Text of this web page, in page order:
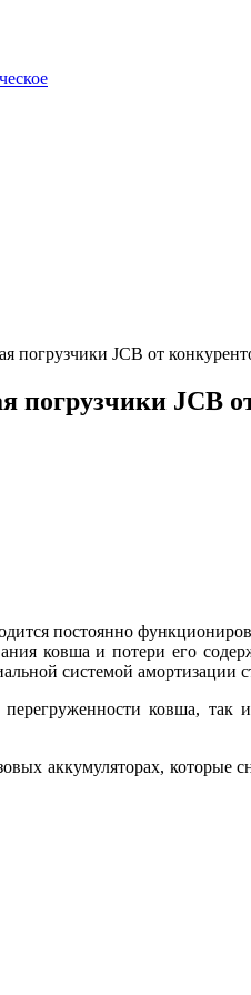
погрузчики JCB от
погрузчики JCB
постоянно
ковша и потери его
системой амортизации
ковша,
аккумуляторах,